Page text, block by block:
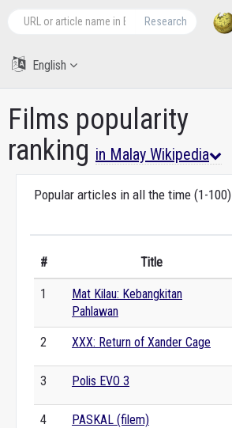
Research
English
Films popularity
ranking in Malay Wikipedia
Popular articles in all the time (1-100)
# Title
1
Mat Kilau: Kebangkitan
Pahlawan
2 XXX: Return of Xander Cage
3 Polis EVO 3
4 PASKAL (filem)